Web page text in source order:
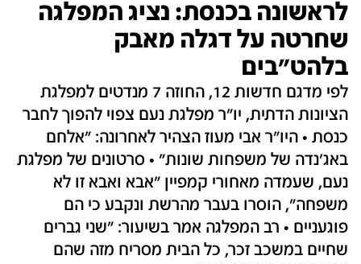
לראשונה בכנסת: נציג המפלגה
שחרטה על דגלה מאבק
בלהט"בים
לפי מדגם חדשות 12, החוזה 7 מנדטים למפלגת
הציונות הדתית, יו"ר מפלגת נעם צפוי להפוך לחבר
כנסת • היו"ר אבי מעוז הצהיר לאחרונה: "אלחם
באג'נדה של משפחות שונות" • סרטונים של מפלגת
נעם, שעמדה מאחורי קמפיין "אבא ואבא זו לא
משפחה", הוסרו בעבר מהרשת ונקבע כי הם
פוגעניים • רב המפלגה אמר בשיעור: "שני גברים
שחיים במשכב זכר, כל הבית מסריח מזה שהם